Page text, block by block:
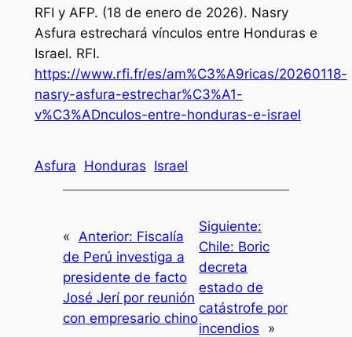
RFI y AFP. (18 de enero de 2026). Nasry
Asfura estrechará vínculos entre Honduras e
Israel. RFI.
https://www.rfi.fr/es/am%C3%A9ricas/20260118-
nasry-asfura-estrechar%C3%A1-
v%C3%ADnculos-entre-honduras-e-israel
Asfura Honduras Israel
« Anterior: Fiscalía
de Perú investiga a
presidente de facto
José Jerí por reunión
con empresario chino
Siguiente:
Chile: Boric
decreta
estado de
catástrofe por
incendios
»